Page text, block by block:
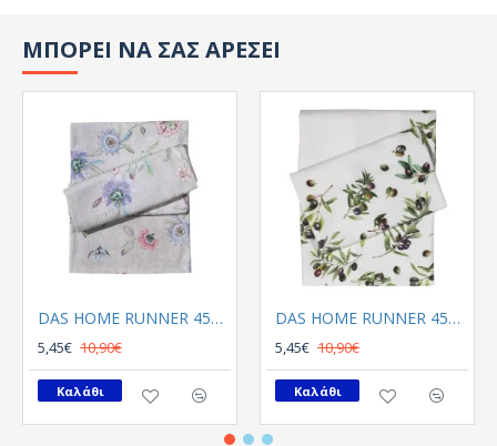
ΜΠΟΡΕΙ ΝΑ ΣΑΣ ΑΡΕΣΕΙ
DAS HOME RUNNER 45Χ140 0642 ΛΙΛΑ, ΣΠΑΓΓΙ
5,45€ 10,90€
Καλάθι
DAS HOME RUNNER 45Χ140 0645 ΛΑΔΙ, ΜΠΕΖ
5,45€ 10,90€
Καλάθι